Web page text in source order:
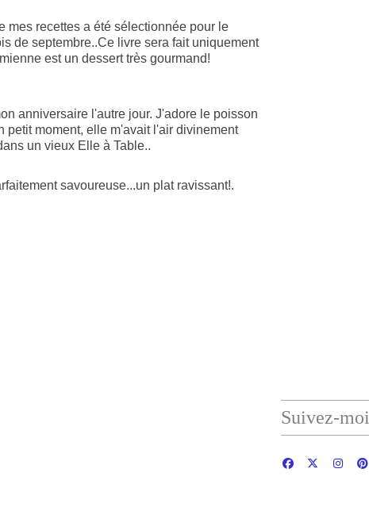
mes recettes a été sélectionnée pour le
de septembre..Ce livre sera fait uniquement
est un dessert très gourmand!
anniversaire l'autre jour. J'adore le poisson
petit moment, elle m'avait l'air divinement
un vieux Elle à Table..
savoureuse...un plat ravissant!.
Suivez-moi